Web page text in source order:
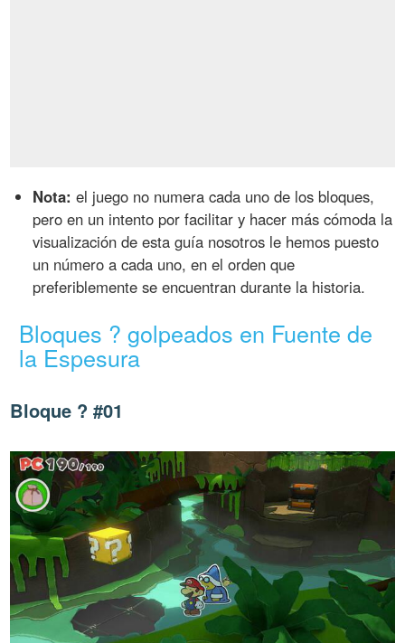
Nota: el juego no numera cada uno de los bloques,
pero en un intento por facilitar y hacer más cómoda la
visualización de esta guía nosotros le hemos puesto
un número a cada uno, en el orden que
preferiblemente se encuentran durante la historia.
Bloques ? golpeados en Fuente de
la Espesura
Bloque ? #01